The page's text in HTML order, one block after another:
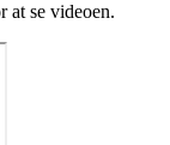
at se videoen.